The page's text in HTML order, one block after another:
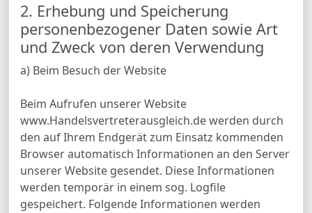
2. Erhebung und Speicherung
personenbezogener Daten sowie Art
und Zweck von deren Verwendung
a) Beim Besuch der Website
Beim Aufrufen unserer Website
www.Handelsvertreterausgleich.de werden durch
den auf Ihrem Endgerät zum Einsatz kommenden
Browser automatisch Informationen an den Server
unserer Website gesendet. Diese Informationen
werden temporär in einem sog. Logfile
gespeichert. Folgende Informationen werden